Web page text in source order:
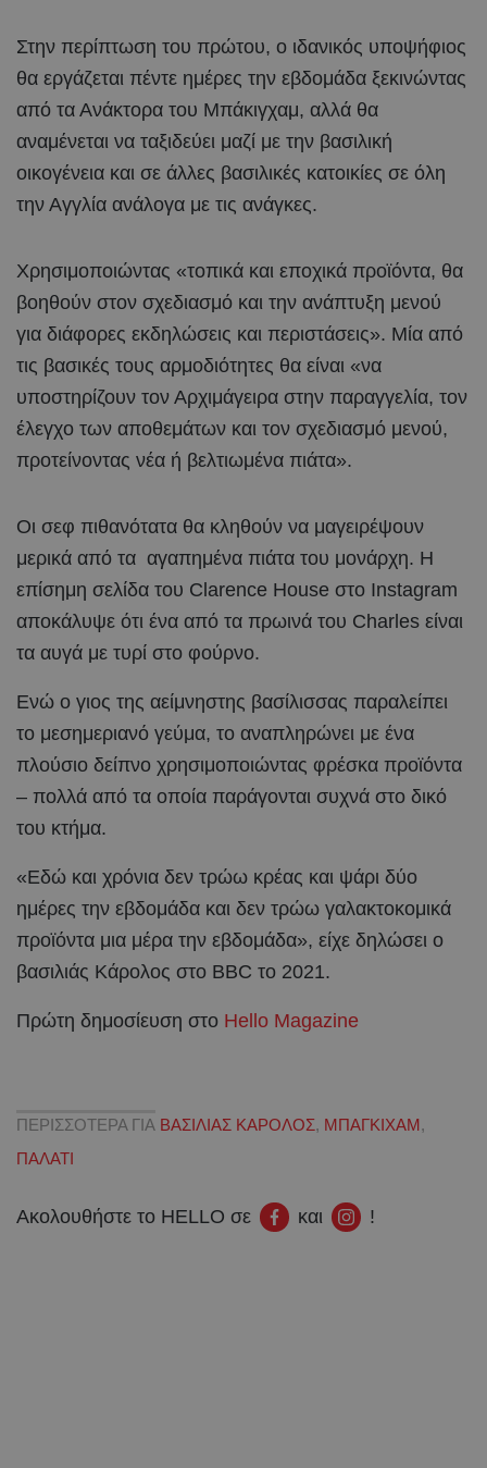
Στην περίπτωση του πρώτου, ο ιδανικός υποψήφιος
θα εργάζεται πέντε ημέρες την εβδομάδα ξεκινώντας
από τα Ανάκτορα του Μπάκιγχαμ, αλλά θα
αναμένεται να ταξιδεύει μαζί με την βασιλική
οικογένεια και σε άλλες βασιλικές κατοικίες σε όλη
την Αγγλία ανάλογα με τις ανάγκες.
Χρησιμοποιώντας «τοπικά και εποχικά προϊόντα, θα
βοηθούν στον σχεδιασμό και την ανάπτυξη μενού
για διάφορες εκδηλώσεις και περιστάσεις». Μία από
τις βασικές τους αρμοδιότητες θα είναι «να
υποστηρίζουν τον Αρχιμάγειρα στην παραγγελία, τον
έλεγχο των αποθεμάτων και τον σχεδιασμό μενού,
προτείνοντας νέα ή βελτιωμένα πιάτα».
Οι σεφ πιθανότατα θα κληθούν να μαγειρέψουν
μερικά από τα αγαπημένα πιάτα του μονάρχη. Η
επίσημη σελίδα του Clarence House στο Instagram
αποκάλυψε ότι ένα από τα πρωινά του Charles είναι
τα αυγά με τυρί στο φούρνο.
Ενώ ο γιος της αείμνηστης βασίλισσας παραλείπει
το μεσημεριανό γεύμα, το αναπληρώνει με ένα
πλούσιο δείπνο χρησιμοποιώντας φρέσκα προϊόντα
– πολλά από τα οποία παράγονται συχνά στο δικό
του κτήμα.
«Εδώ και χρόνια δεν τρώω κρέας και ψάρι δύο
ημέρες την εβδομάδα και δεν τρώω γαλακτοκομικά
προϊόντα μια μέρα την εβδομάδα», είχε δηλώσει ο
βασιλιάς Κάρολος στο BBC το 2021.
Πρώτη δημοσίευση στο Hello Magazine
ΠΕΡΙΣΣΟΤΕΡΑ ΓΙΑ ΒΑΣΙΛΙΑΣ ΚΑΡΟΛΟΣ, ΜΠΑΓΚΙΧΑΜ,
ΠΑΛΑΤΙ
Ακολουθήστε το HELLO σε και !